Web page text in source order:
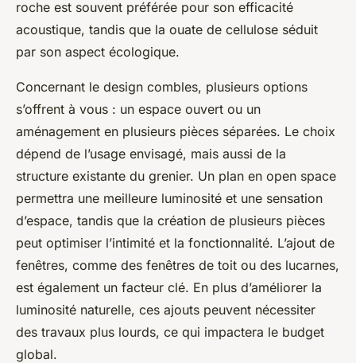
roche est souvent préférée pour son efficacité
acoustique, tandis que la ouate de cellulose séduit
par son aspect écologique.
Concernant le design combles, plusieurs options
s’offrent à vous : un espace ouvert ou un
aménagement en plusieurs pièces séparées. Le choix
dépend de l’usage envisagé, mais aussi de la
structure existante du grenier. Un plan en open space
permettra une meilleure luminosité et une sensation
d’espace, tandis que la création de plusieurs pièces
peut optimiser l’intimité et la fonctionnalité. L’ajout de
fenêtres, comme des fenêtres de toit ou des lucarnes,
est également un facteur clé. En plus d’améliorer la
luminosité naturelle, ces ajouts peuvent nécessiter
des travaux plus lourds, ce qui impactera le budget
global.